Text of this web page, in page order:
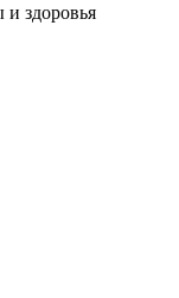
и здоровья